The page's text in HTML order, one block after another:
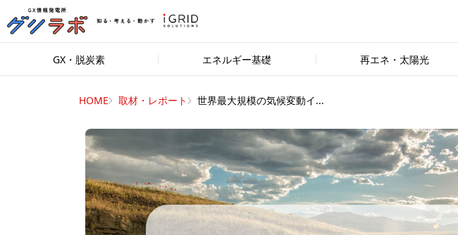
GX・脱炭素 エネルギー基礎 再エネ・太陽光
HOME 取材・レポート 世界最大規模の気候変動イ...